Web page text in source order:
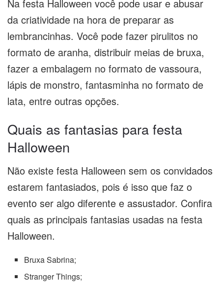
Na festa Halloween você pode usar e abusar
da criatividade na hora de preparar as
lembrancinhas. Você pode fazer pirulitos no
formato de aranha, distribuir meias de bruxa,
fazer a embalagem no formato de vassoura,
lápis de monstro, fantasminha no formato de
lata, entre outras opções.
Quais as fantasias para festa
Halloween
Não existe festa Halloween sem os convidados
estarem fantasiados, pois é isso que faz o
evento ser algo diferente e assustador. Confira
quais as principais fantasias usadas na festa
Halloween.
Bruxa Sabrina;
Stranger Things;